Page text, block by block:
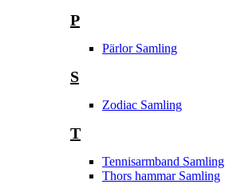
P
Pärlor Samling
S
Zodiac Samling
T
Tennisarmband Samling
Thors hammar Samling